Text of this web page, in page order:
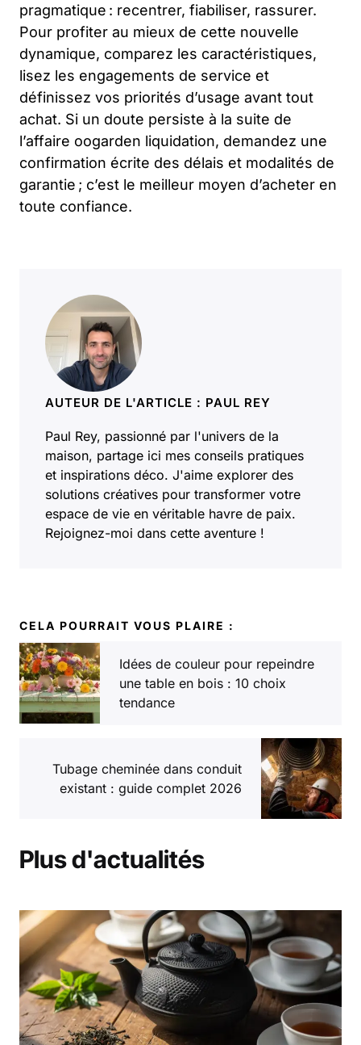
pragmatique : recentrer, fiabiliser, rassurer.
Pour profiter au mieux de cette nouvelle
dynamique, comparez les caractéristiques,
lisez les engagements de service et
définissez vos priorités d’usage avant tout
achat. Si un doute persiste à la suite de
l’affaire oogarden liquidation, demandez une
confirmation écrite des délais et modalités de
garantie ; c’est le meilleur moyen d’acheter en
toute confiance.
AUTEUR DE L'ARTICLE : PAUL REY
Paul Rey, passionné par l'univers de la
maison, partage ici mes conseils pratiques
et inspirations déco. J'aime explorer des
solutions créatives pour transformer votre
espace de vie en véritable havre de paix.
Rejoignez-moi dans cette aventure !
CELA POURRAIT VOUS PLAIRE :
Idées de couleur pour repeindre
une table en bois : 10 choix
tendance
Tubage cheminée dans conduit
existant : guide complet 2026
Plus d'actualités